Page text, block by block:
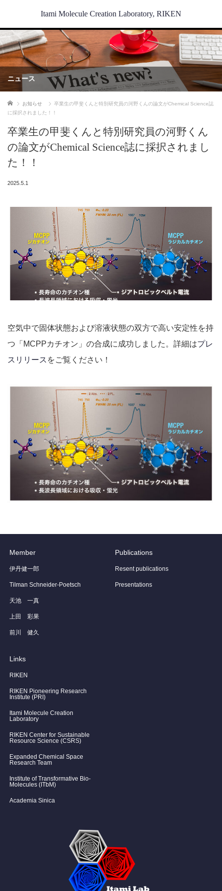
Itami Molecule Creation Laboratory, RIKEN
ニュース
ホーム お知らせ
卒業生の甲斐くんと特別研究員の河野くんの論文がChemical Science誌
に採択されました！！
卒業生の甲斐くんと特別研究員の河野くん
の論文がChemical Science誌に採択されまし
た！！
2025.5.1
空気中で固体状態および溶液状態の双方で高い安定性を持
つ「MCPPカチオン」の合成に成功しました。詳細はプレ
スリリース をご覧ください！
Member
伊丹健一郎
Tilman Schneider-Poetsch
天池 一真
上田 彩果
前川 健久
Publications
Resent publications
Presentations
Links
RIKEN
RIKEN Pioneering Research
Institute (PRI)
Itami Molecule Creation
Laboratory
RIKEN Center for Sustainable
Resource Science (CSRS)
Expanded Chemical Space
Research Team
Institute of Transformative Bio-
Molecules (ITbM)
Academia Sinica